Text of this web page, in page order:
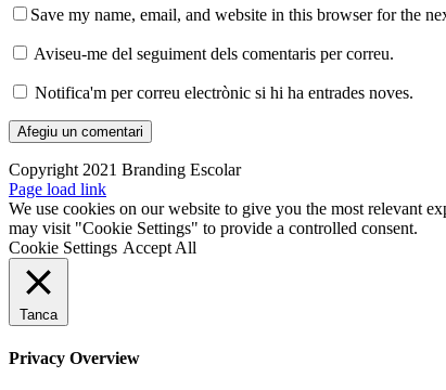
Save my name, email, and website in this browser for the
Aviseu-me del seguiment dels comentaris per correu.
Notifica'm per correu electrònic si hi ha entrades noves.
Copyright 2021 Branding Escolar
X
Instagram
LinkedIn
YouTube
Email:
Facebook
Page load link
We use cookies on our website to give you the most relevant
may visit "Cookie Settings" to provide a controlled consent.
Cookie Settings Accept All
Tanca
Privacy Overview